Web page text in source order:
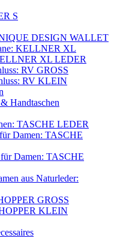
S
DESIGN WALLET
KELLNER XL
XL LEDER
RV GROSS
RV KLEIN
Handtaschen
TASCHE LEDER
Damen: TASCHE
Damen: TASCHE
aus Naturleder:
GROSS
KLEIN